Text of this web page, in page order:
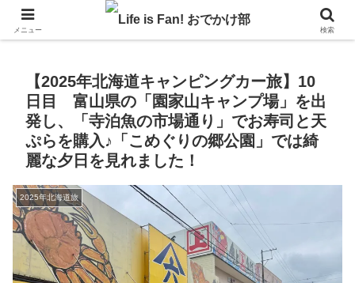
自作キャンピングカーで1年の3分の1を北海道でのんびりバンライフ♪
【2025年北海道キャンピングカー旅】10
日目 富山県の「園家山キャンプ場」を出
発し、「寺泊魚の市場通り」でお寿司と天
ぷらを購入♪「こめぐりの郷公園」では綺
麗な夕日を見れました！
2025年北海道旅
メニュー 検索